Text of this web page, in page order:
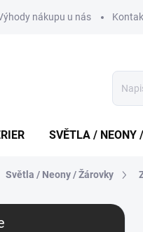
nákupu u nás
SVĚTLA / NEONY
Světla / Neony / Žárovky